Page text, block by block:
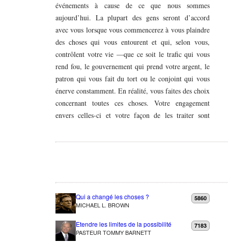
événements à cause de ce que nous sommes
aujourd’hui. La plupart des gens seront d’accord
avec vous lorsque vous commencerez à vous plaindre
des choses qui vous entourent et qui, selon vous,
contrôlent votre vie —que ce soit le trafic qui vous
rend fou, le gouvernement qui prend votre argent, le
patron qui vous fait du tort ou le conjoint qui vous
énerve constamment. En réalité, vous faites des choix
concernant toutes ces choses. Votre engagement
envers celles-ci et votre façon de les traiter sont
Qui a changé les choses ?
MICHAEL L. BROWN
5860
Etendre les limites de la possibilité
PASTEUR TOMMY BARNETT
7183